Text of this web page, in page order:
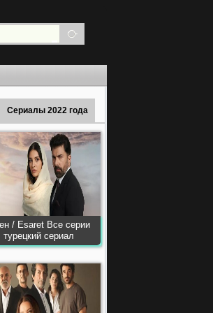
Сериалы 2022 года
/ Esaret Все серии
турецкий сериал